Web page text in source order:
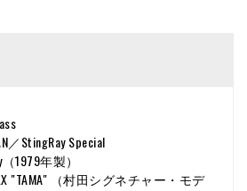
／StingRay Special
1979年製）
"TAMA" （村田シグネチャー・モデ